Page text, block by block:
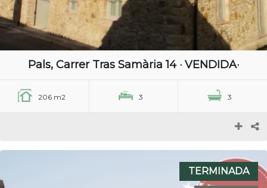
Pals, Carrer Tras Samària 14 · VENDIDA·
206 m2 3 3
TERMINADA